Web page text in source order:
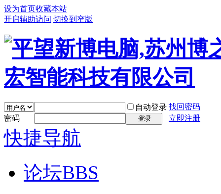
设为首页收藏本站
开启辅助访问 切换到窄版
自动登录 找回密码
密码
登录 立即注册
快捷导航
论坛BBS